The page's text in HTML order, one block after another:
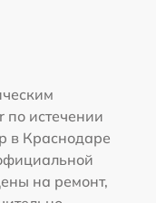
по истечении
в Краснодаре
на ремонт,